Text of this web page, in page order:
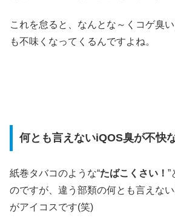
これを怠ると、なんとな～くコゲ臭
も不味くなってくるんですよね。
何とも言えないiQOS臭が不快
紙巻タバコのような“たばこくさい！ ”
のですが、違う部類の何とも言えな
がアイコスです(笑)